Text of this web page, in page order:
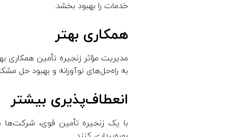
خدمات را بهبود بخشد.
همکاری بهتر
مدیریت مؤثر زنجیره تأمین همکاری
به راه‌حل‌های نوآورانه و بهبود حل
انعطاف‌پذیری بیشتر
با یک زنجیره تأمین قوی، شرکت‌ها